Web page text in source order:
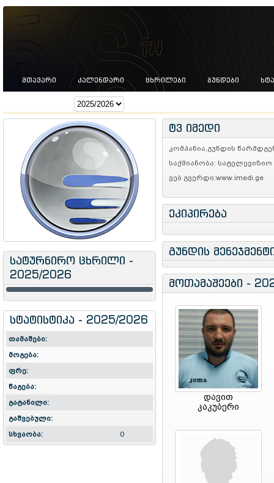
ᲛᲗᲐᲕᲐᲠᲘ ᲙᲐᲚᲔᲜᲓᲐᲠᲘ ᲪᲮᲠᲘᲚᲔᲑᲘ ᲒᲣᲜᲓᲔᲑᲘ
სატურნირო ცხრილი -
2025/2026
სტატისტიკა - 2025/2026
თამაშები:
მოგება:
ფრე:
წაგება:
გატანილი:
გაშვებული:
სხვაობა:
0
ტვ იმედი
კომპანია,გუნდის
საქმიანობა: სატელევიზიო
ვებ გვერდი:www.imedi.ge
ეკიპირება
გუნდის
მოთამაშეები -
დავით
კაკუბერი